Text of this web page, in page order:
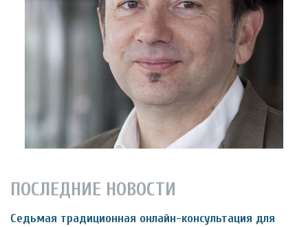
ПОСЛЕДНИЕ НОВОСТИ
Седьмая традиционная онлайн-консультация для